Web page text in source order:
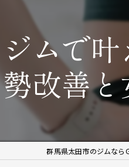
ムで
勢改善
群馬県太田市のジムなら